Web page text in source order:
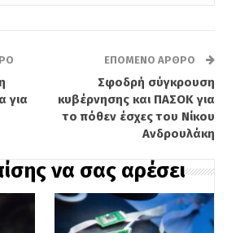
δεν αξιοποιήθηκαν
ελληνικού λαού, ο
ουραγός στην
δίπλα στη
για
ΕΠΌΜΕΝΟ ΆΡΘΡΟ
Σφοδρή σύγκρουση
κυβέρνησης και ΠΑΣΟΚ για
το πόθεν έσχες του Νίκου
Ανδρουλάκη
να σας αρέσει